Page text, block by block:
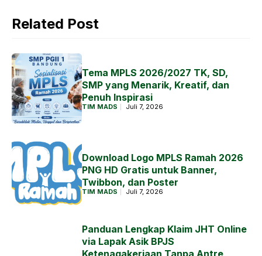
Related Post
Tema MPLS 2026/2027 TK, SD,
SMP yang Menarik, Kreatif, dan
Penuh Inspirasi
TIM MADS Juli 7, 2026
Download Logo MPLS Ramah 2026
PNG HD Gratis untuk Banner,
Twibbon, dan Poster
TIM MADS Juli 7, 2026
Panduan Lengkap Klaim JHT Online
via Lapak Asik BPJS